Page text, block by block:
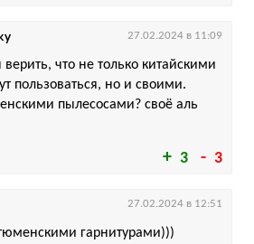
3 3
верить, что не только китайскими
пользоваться, но и своими.
пылесосами? своё аль
27.02.2024 в 11:09
гарнитурами)))
27.02.2024 в 12:51